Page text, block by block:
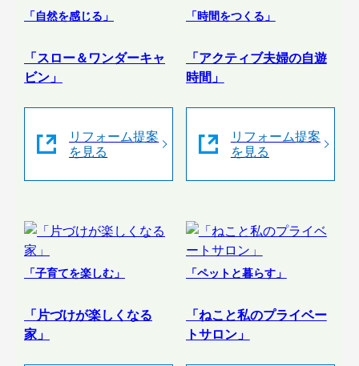
「自然を感じる」
「スロー＆ワンダーキャ
ビン」
リフォーム提案
を見る
「時間をつくる」
「アクティブ夫婦の自遊
時間」
リフォーム提案
を見る
「子育てを楽しむ」
「片づけが楽しくなる
家」
「ペットと暮らす」
「ねこと私のプライベー
トサロン」